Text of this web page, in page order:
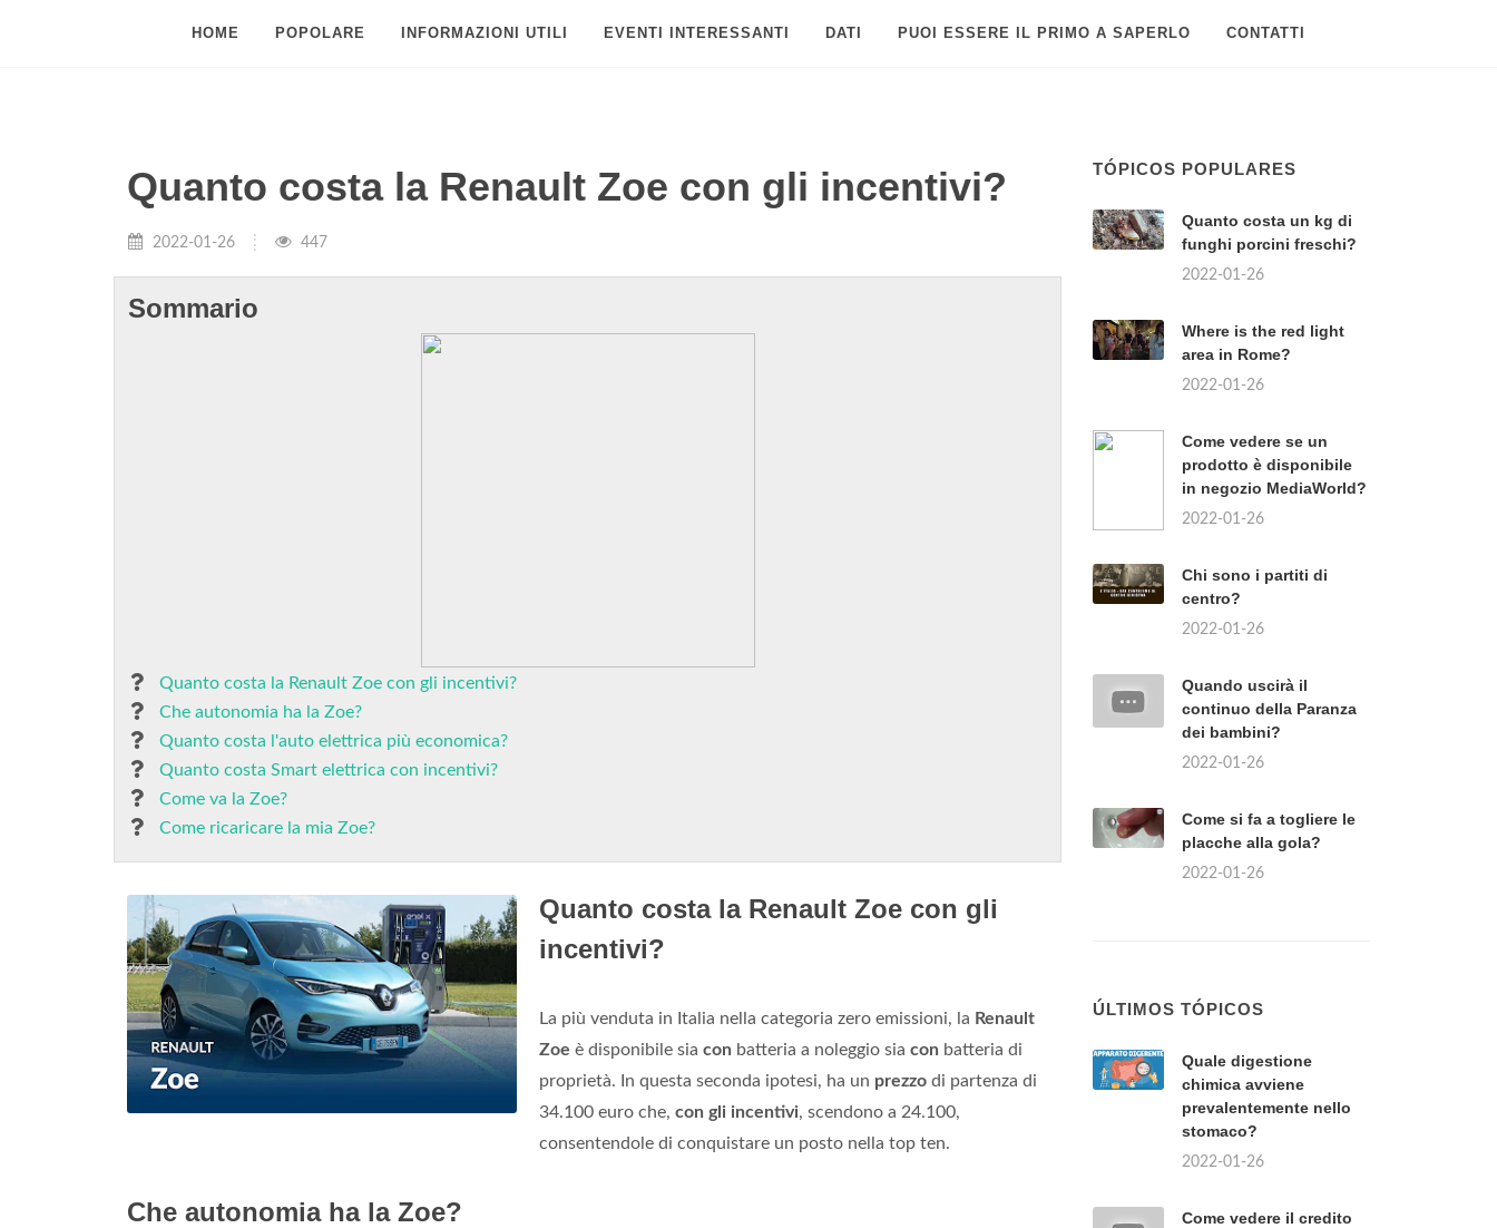
HOME POPOLARE INFORMAZIONI UTILI EVENTI INTERESSANTI DATI PUOI ESSERE IL PRIMO A SAPERLO CONTATTI
Quanto costa la Renault Zoe con gli incentivi?
2022-01-26 447
Sommario
Quanto costa la Renault Zoe con gli incentivi?
Che autonomia ha la Zoe?
Quanto costa l'auto elettrica più economica?
Quanto costa Smart elettrica con incentivi?
Come va la Zoe?
Come ricaricare la mia Zoe?
Quanto costa la Renault Zoe con gli
incentivi?
La più venduta in Italia nella categoria zero emissioni, la Renault
Zoe è disponibile sia con batteria a noleggio sia con batteria di
proprietà. In questa seconda ipotesi, ha un prezzo di partenza di
34.100 euro che, con gli incentivi, scendono a 24.100,
consentendole di conquistare un posto nella top ten.
Che autonomia ha la Zoe?
TÓPICOS POPULARES
Quanto costa un kg di
funghi porcini freschi?
2022-01-26
Where is the red light
area in Rome?
2022-01-26
Come vedere se un
prodotto è disponibile
in negozio MediaWorld?
2022-01-26
Chi sono i partiti di
centro?
2022-01-26
Quando uscirà il
continuo della Paranza
dei bambini?
2022-01-26
Come si fa a togliere le
placche alla gola?
2022-01-26
ÚLTIMOS TÓPICOS
Quale digestione
chimica avviene
prevalentemente nello
stomaco?
2022-01-26
Come vedere il credito